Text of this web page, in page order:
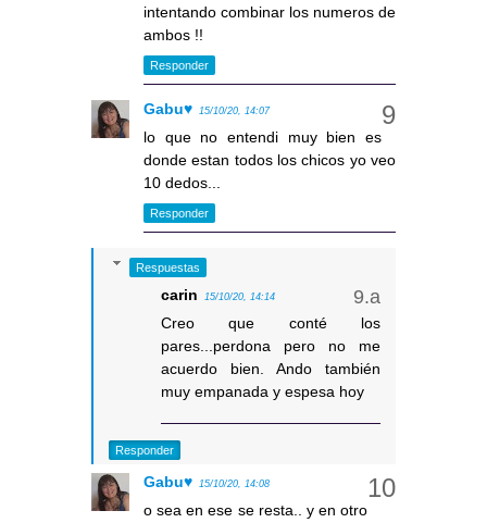
intentando combinar los numeros de
ambos !!
Responder
Gabu♥ 15/10/20, 14:07
lo que no entendi muy bien es
donde estan todos los chicos yo veo
10 dedos...
Responder
Respuestas
carin 15/10/20, 14:14
Creo que conté los
pares...perdona pero no me
acuerdo bien. Ando también
muy empanada y espesa hoy
Responder
Gabu♥ 15/10/20, 14:08
o sea en ese se resta.. y en otro